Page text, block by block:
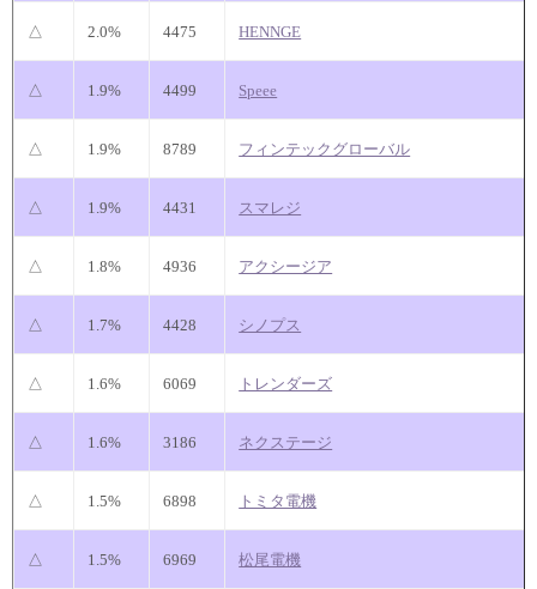
△ 2.0% 4475 HENNGE
△ 1.9% 4499 Speee
△ 1.9% 8789 フィンテックグローバル
△ 1.9% 4431 スマレジ
△ 1.8% 4936 アクシージア
△ 1.7% 4428 シノプス
△ 1.6% 6069 トレンダーズ
△ 1.6% 3186 ネクステージ
△ 1.5% 6898 トミタ電機
△ 1.5% 6969 松尾電機